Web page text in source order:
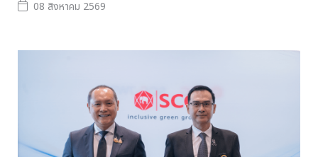
08 สิงหาคม 2569